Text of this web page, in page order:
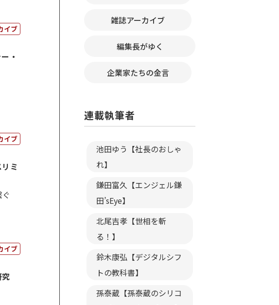
イブ
・
イブ
ミ
イブ
雑誌アーカイブ
編集長がゆく
企業家たちの金言
連載執筆者
池田ゆう【社長のおしゃ
れ】
鎌田富久【エンジェル鎌
田’sEye】
北尾吉孝【世相を斬
る！】
鈴木康弘【デジタルシフ
トの教科書】
孫泰蔵【孫泰蔵のシリコ